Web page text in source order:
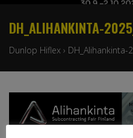
DH_ALIHANKINTA-
Dunlop Hiflex › DH_Alihankinta-